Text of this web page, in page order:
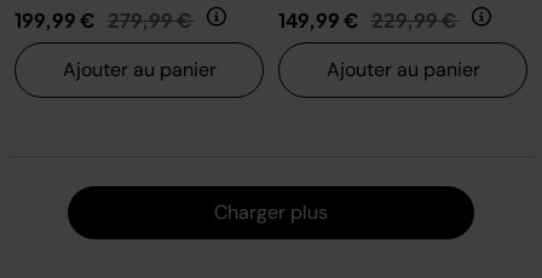
199,99 € Prix réduit de
279,99 € au
Ajouter au panier
149,99 € Prix réduit de
229,99 € au
Ajouter au panier
Charger plus